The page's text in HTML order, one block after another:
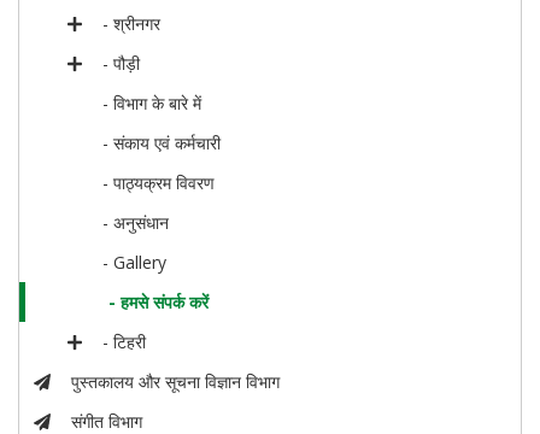
- श्रीनगर
- पौड़ी
- विभाग के बारे में
- संकाय एवं कर्मचारी
- पाठ्यक्रम विवरण
- अनुसंधान
- Gallery
- हमसे संपर्क करें
- टिहरी
पुस्तकालय और सूचना विज्ञान विभाग
संगीत विभाग